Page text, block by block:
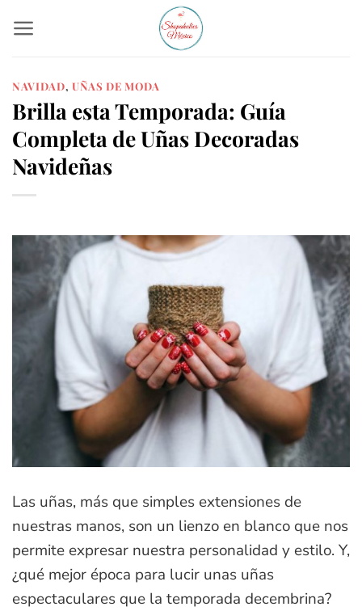
NAVIDAD, UÑAS DE MODA
Brilla esta Temporada: Guía
Completa de Uñas Decoradas
Navideñas
Las uñas, más que simples extensiones de
nuestras manos, son un lienzo en blanco que nos
permite expresar nuestra personalidad y estilo. Y,
¿qué mejor época para lucir unas uñas
espectaculares que la temporada decembrina?